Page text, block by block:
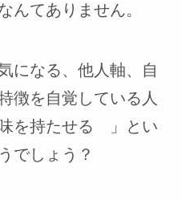
てありません。
になる、他人軸、自
徴を自覚している人
を持たせる 」とい
でしょう？